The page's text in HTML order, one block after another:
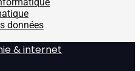
données
& internet